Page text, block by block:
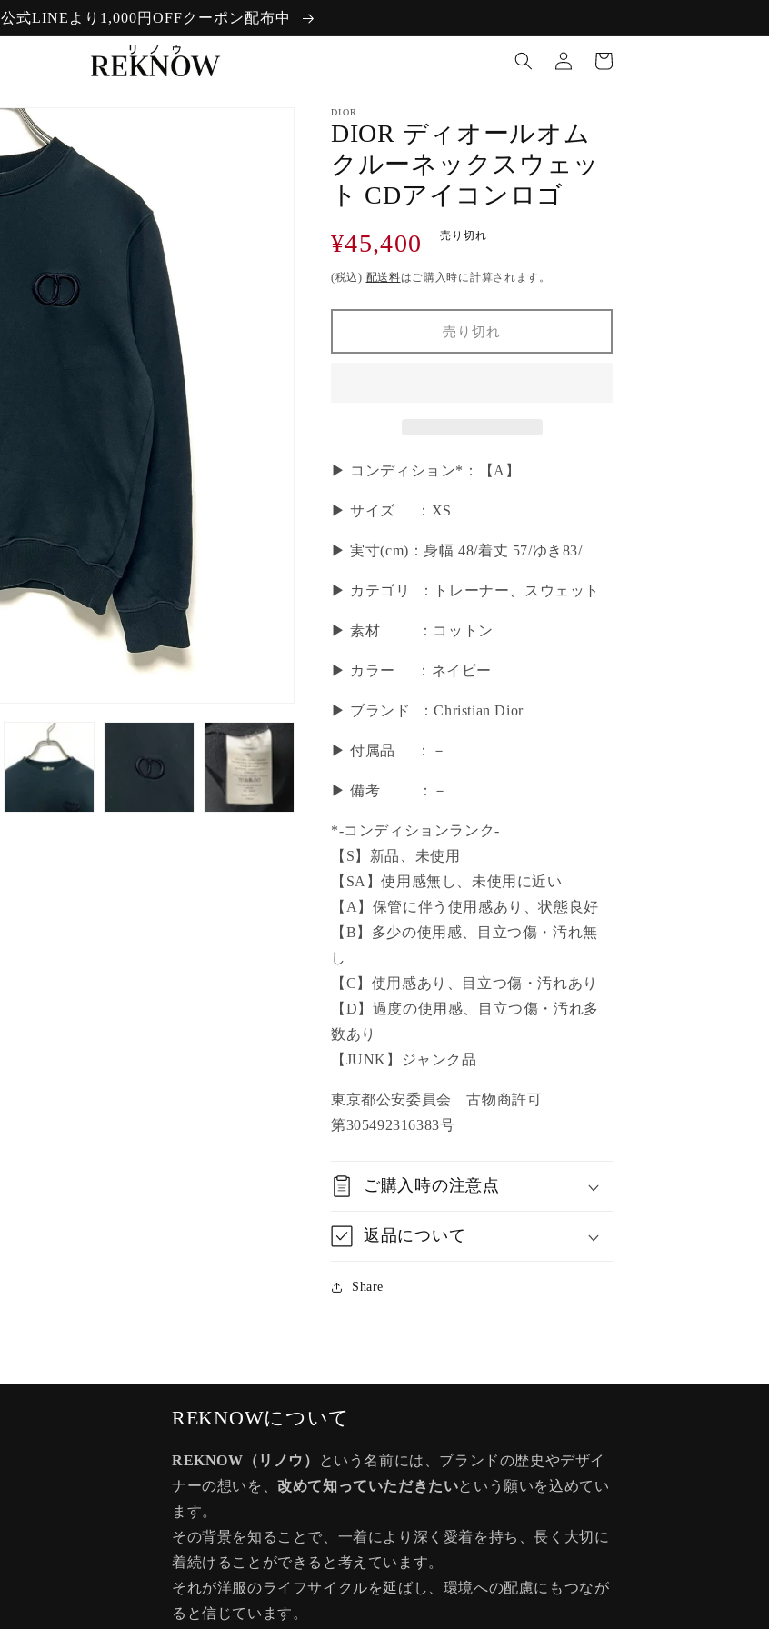
公式LINEより1,000円OFFクーポン配布中
イ
カ
ー
DIOR
DIOR ディオールオム
クルーネックスウェッ
ト CDアイコンロゴ
通
価
格
¥45,400 売り切れ
(税込) 配送料はご購入時に計算されます。
売り切れ
▶ コンディション*：【A】
▶ サイズ ：XS
▶︎ 実寸(cm)：身幅 48/着丈 57/ゆき83/
▶ カテゴリ ：トレーナー、スウェット
▶ 素材 ：コットン
▶ カラー ：ネイビー
▶ ブランド ：Christian Dior
▶ 付属品 ：－
▶︎ 備考 ：－
*-コンディションランク-
【S】新品、未使用
【SA】使用感無し、未使用に近い
【A】保管に伴う使用感あり、状態良好
【B】多少の使用感、目立つ傷・汚れ無
し
【C】使用感あり、目立つ傷・汚れあり
【D】過度の使用感、目立つ傷・汚れ多
数あり
【JUNK】ジャンク品
東京都公安委員会 古物商許可
第305492316383号
ご購入時の注意点
返品について
Share
REKNOWについて
REKNOW（リノウ）
という名前には、ブランドの歴史やデザイ
ナーの想いを、改めて知っていただきたいという願いを込めてい
ます。
その背景を知ることで、一着により深く愛着を持ち、長く大切に
着続けることができると考えています。
それが洋服のライフサイクルを延ばし、環境への配慮にもつなが
ると信じています。